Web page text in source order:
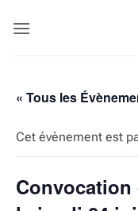
« Tous les
Cet évènement est